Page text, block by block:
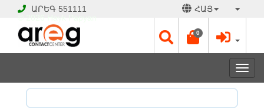
ԱՐԵԳ 551111 ՀԱՅ
0